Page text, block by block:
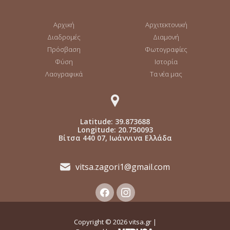
Αρχική
Διαδρομές
Πρόσβαση
Φύση
Λαογραφικά
Αρχιτεκτονική
Διαμονή
Φωτογραφίες
Ιστορία
Τα νέα μας
Latitude: 39.873688
Longitude: 20.750093
Βίτσα 440 07, Ιωάννινα Ελλάδα
vitsa.zagori1@gmail.com
Copyright © 2026vitsa.gr |